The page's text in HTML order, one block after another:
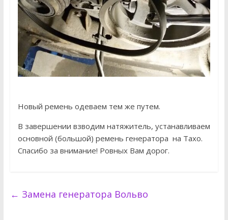
Новый ремень одеваем тем же путем.
В завершении взводим натяжитель, устанавливаем
основной (большой) ремень генератора на Тахо.
Спасибо за внимание! Ровных Вам дорог.
← Замена генератора Вольво